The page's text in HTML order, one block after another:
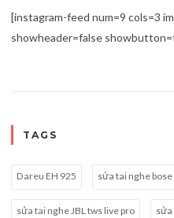
[instagram-feed num=9 cols=3
showheader=false
TAGS
Dareu EH 925 sửa tai nghe bose
sửa tai nghe JBL tws live pro sửa